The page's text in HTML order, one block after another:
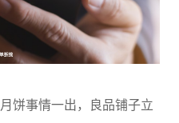
饼事情一出，良品铺子立